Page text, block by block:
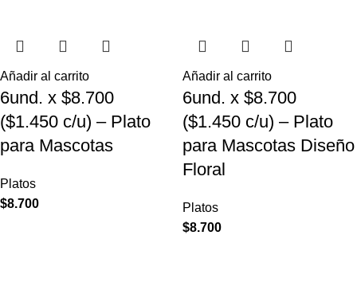
Añadir al carrito
6und. x $8.700
($1.450 c/u) – Plato
para Mascotas
Platos
$8.700
Añadir al carrito
6und. x $8.700
($1.450 c/u) – Plato
para Mascotas Diseño
Floral
Platos
$8.700